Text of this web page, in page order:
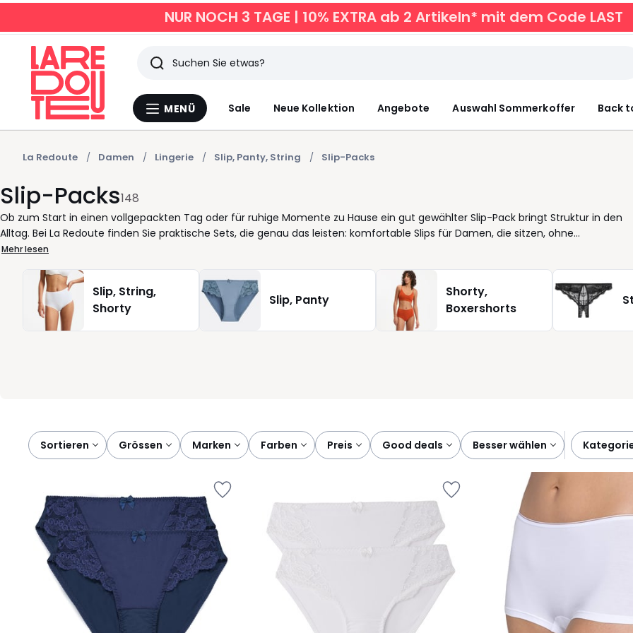
NUR NOCH 3 TAGE | 10% EXTRA ab 2 Artikeln* mit dem Code LAST
Menü
MENÜ Sale Neue Kollektion Angebote Auswahl Sommerkoffer Back
Suchen
Zuletzt
angesehen
Artikel
La Redoute Damen Lingerie Slip, Panty, String Slip-Packs
Slip-Packs148
Ob zum Start in einen vollgepackten Tag oder für ruhige Momente zu Hause ein gut gewählter Slip-Pack bringt Struktur in den
Alltag. Bei La Redoute finden Sie praktische Sets, die genau das leisten: komfortable Slips für Damen, die sitzen, ohne
einzuengen, und sich diskret unter jeder Kleidung tragen lassen. Ob Taillenslip oder klassischer Schnitt, jedes Stück vereint
auch morgens vor dem Kleiderschrank. Mehrere Stück in einem Pack bedeuten: Sie haben immer einen Slip zur Hand, der passt.
Baumwoll-Materialien sorgen für ein angenehmes Hautgefühl Tag für Tag. Und dank der klaren Farbauswahl fällt die
Kombination mit Ihrer bestehenden Unterwäsche leicht. Die Preisgestaltung ist dabei bewusst einfach und transparent
gehalten, damit Sie sich auf das konzentrieren können, was zählt: bequem eingekleidet durchstarten, ohne Kompromisse bei der
Mehr lesen
Slip, String,
Shorty
Slip, Panty
Shorty,
Boxershorts
Sortieren
grössen marken farben preis good deals besser wählen